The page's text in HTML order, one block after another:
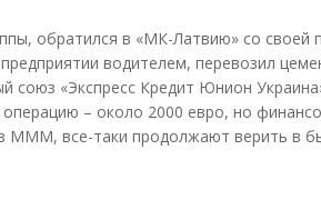
обратился в «МК-Латвию» со своей
водителем, перевозил
союз «Экспресс Кредит Юнион
– около 2000 евро, но
МММ, все-таки продолжают верить в